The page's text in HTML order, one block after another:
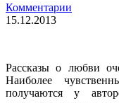
Комментарии
15.12.2013
Рассказы о любви
Наиболее
получаются у